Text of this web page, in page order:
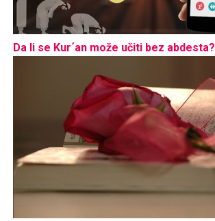
Da li se Kur´an može učiti bez abdesta?